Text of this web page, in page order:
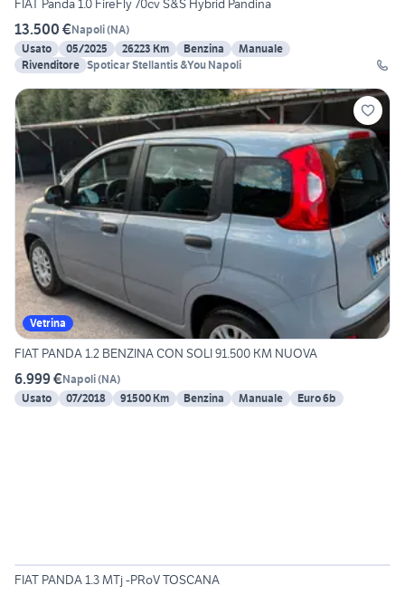
FIAT Panda 1.0 FireFly 70cv S&S Hybrid Pandina
13.500 €Napoli(NA)
Usato
05/2025 26223 Km Benzina
Manuale
Rivenditore Spoticar Stellantis &You Napoli
Vetrina
FIAT PANDA 1.2 BENZINA CON SOLI 91.500 KM NUOVA
6.999 €Napoli(NA)
Usato
07/2018 91500 Km Benzina Manuale Euro 6b
FIAT PANDA 1.3 MTj -PRoV TOSCANA